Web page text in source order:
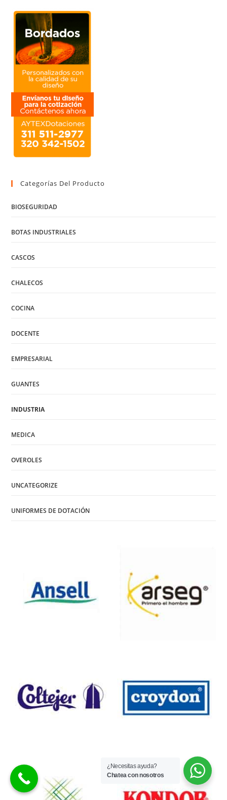
Categorías Del Producto
BIOSEGURIDAD
BOTAS INDUSTRIALES
CASCOS
CHALECOS
COCINA
DOCENTE
EMPRESARIAL
GUANTES
INDUSTRIA
MEDICA
OVEROLES
UNCATEGORIZE
UNIFORMES DE DOTACIÓN
¿Necesitas ayuda?
Chatea con nosotros